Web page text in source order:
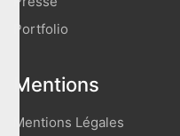
Portfolio
Mentions
Mentions Légales